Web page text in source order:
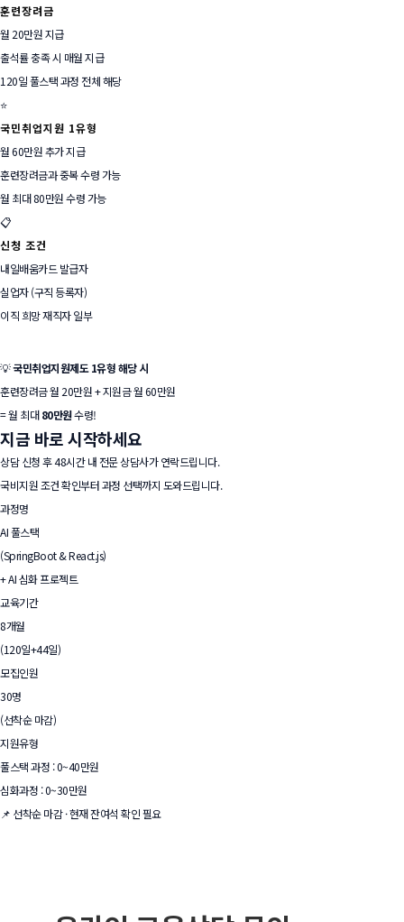
훈련장려금
월 20만원 지급
출석률 충족 시 매월 지급
120일 풀스택 과정 전체 해당
⭐
국민취업지원 1유형
월 60만원 추가 지급
훈련장려금과 중복 수령 가능
월 최대 80만원 수령 가능
📋
신청 조건
내일배움카드 발급자
실업자 (구직 등록자)
이직 희망 재직자 일부
💡국민취업지원제도 1유형 해당 시
훈련장려금 월 20만원 + 지원금 월 60만원
=월 최대80만원수령!
지금 바로시작하세요
상담 신청 후 48시간 내 전문 상담사가 연락드립니다.
국비지원 조건 확인부터 과정 선택까지 도와드립니다.
과정명
AI 풀스택
(SpringBoot & React.js)
+ AI 심화 프로젝트
교육기간
8개월
(120일+44일)
모집인원
30명
(선착순 마감)
지원유형
풀스택 과정 : 0~40만원
심화과정 : 0~30만원
📌 선착순 마감 · 현재 잔여석 확인 필요